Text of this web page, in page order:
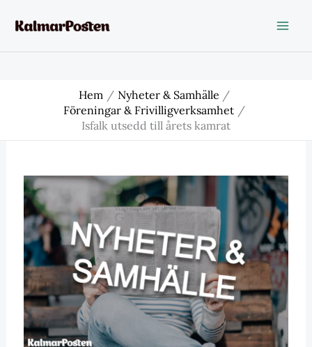
Hem
Nyheter & Samhälle
Föreningar & Frivilligverksamhet
Isfalk utsedd till årets kamrat